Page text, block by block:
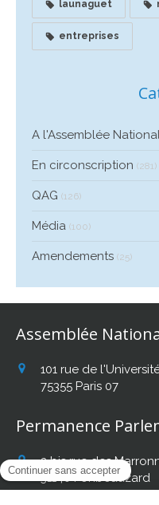
launaguet
entreprises
A l'Assemblée
En circonscription (281)
QAG (126)
Média (100)
Amendements (25)
Assemblée
101 rue de
75355 Paris 07
Permanence
2 bis rue des
31140 Fonbeauzard